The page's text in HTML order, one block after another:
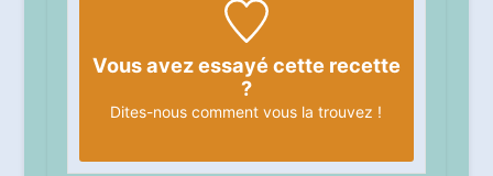
Vous avez essayé cette recette
?
Dites-nous comment vous la trouvez !